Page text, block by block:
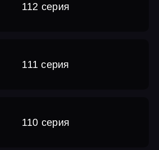
112 серия
111 серия
110 серия